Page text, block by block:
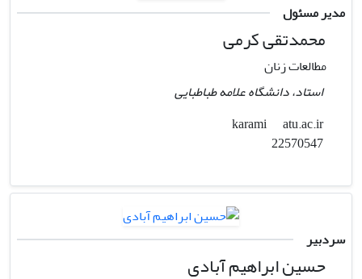
مدیر مسئول
محمدتقی کرمی
مطالعات زنان
استاد، دانشگاه علامه طباطبایی
karami
atu.ac.ir
سردبیر
حسین ابراهیم آبادی